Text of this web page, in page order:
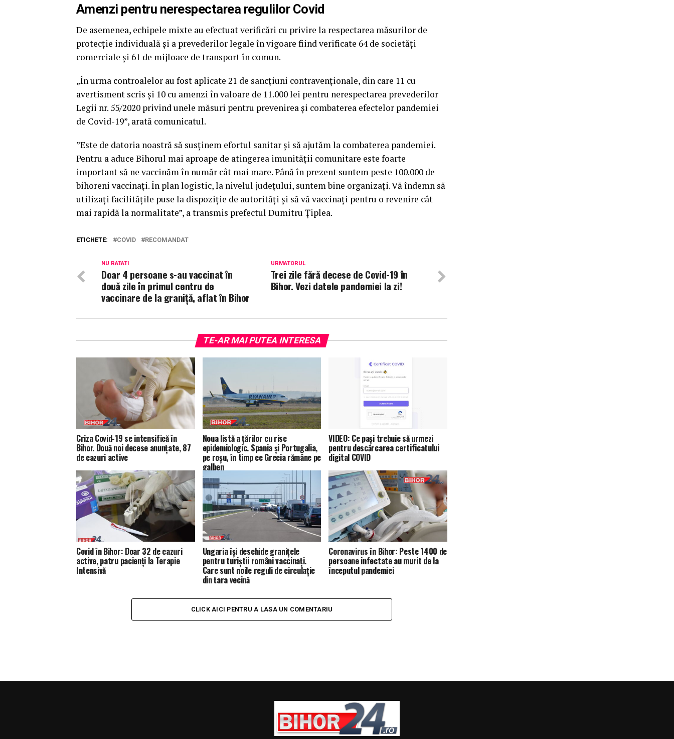
Amenzi pentru nerespectarea regulilor Covid
De asemenea, echipele mixte au efectuat verificări cu privire la respectarea măsurilor de
protecție individuală și a prevederilor legale în vigoare fiind verificate 64 de societăți
comerciale și 61 de mijloace de transport în comun.
„În urma controalelor au fost aplicate 21 de sancțiuni contravenționale, din care 11 cu
avertisment scris și 10 cu amenzi în valoare de 11.000 lei pentru nerespectarea prevederilor
Legii nr. 55/2020 privind unele măsuri pentru prevenirea și combaterea efectelor pandemiei
de Covid-19”, arată comunicatul.
”Este de datoria noastră să susținem efortul sanitar și să ajutăm la combaterea pandemiei.
Pentru a aduce Bihorul mai aproape de atingerea imunității comunitare este foarte
important să ne vaccinăm în număr cât mai mare. Până în prezent suntem peste 100.000 de
bihoreni vaccinați. În plan logistic, la nivelul județului, suntem bine organizați. Vă îndemn să
utilizați facilitățile puse la dispoziție de autorități și să vă vaccinați pentru o revenire cât
mai rapidă la normalitate”, a transmis prefectul Dumitru Țiplea.
ETICHETE: COVID RECOMANDAT
URMATORUL
Trei zile fără decese de Covid-19 în
Bihor. Vezi datele pandemiei la zi!
NU RATATI
Doar 4 persoane s-au vaccinat în
două zile în primul centru de
vaccinare de la graniță, aflat în Bihor
TE-AR MAI PUTEA INTERESA
Criza Covid-19 se intensifică în
Bihor. Două noi decese anunțate, 87
de cazuri active
Noua listă a țărilor cu risc
epidemiologic. Spania și Portugalia,
pe roșu, în timp ce Grecia rămâne pe
galben
VIDEO: Ce pași trebuie să urmezi
pentru descărcarea certificatului
digital COVID
Covid în Bihor: Doar 32 de cazuri
active, patru pacienți la Terapie
Intensivă
Ungaria își deschide granițele
pentru turiștii români vaccinați.
Care sunt noile reguli de circulație
din țara vecină
Coronavirus în Bihor: Peste 1400 de
persoane infectate au murit de la
începutul pandemiei
CLICK AICI PENTRU A LASA UN COMENTARIU